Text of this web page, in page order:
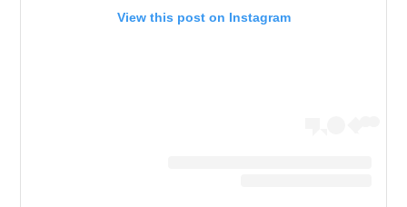
View this post on Instagram